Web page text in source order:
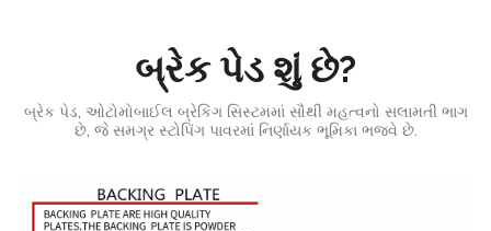
બ્રેક પેડ શું છે?
બ્રેક પેડ, ઓટોમોબાઈલ બ્રેકિંગ સિસ્ટમમાં સૌથી મહત્વનો સલામતી ભાગ
છે, જે સમગ્ર સ્ટોપિંગ પાવરમાં નિર્ણાયક ભૂમિકા ભજવે છે.